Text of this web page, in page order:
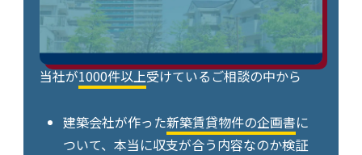
当社が1000件以上受けているご相談の中から
建築会社が作った新築賃貸物件の企画書に
ついて、本当に収支が合う内容なのか検証